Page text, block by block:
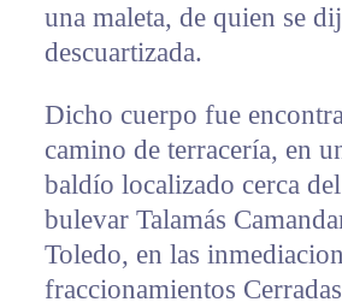
una maleta, de quien se
descuartizada.
Dicho cuerpo fue
camino de terracería, en
baldío localizado cerca
bulevar Talamás
Toledo, en las
fraccionamientos